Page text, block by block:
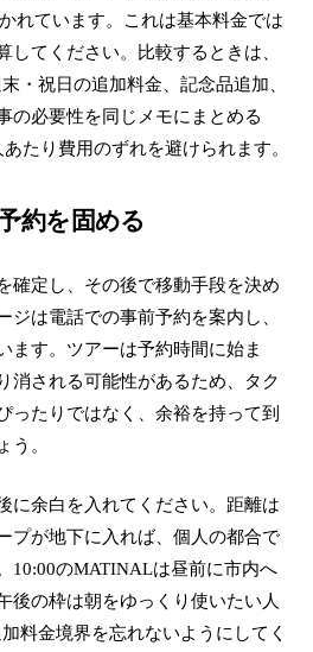
れています。これは基本料金では
してください。比較するときは、
・祝日の追加料金、記念品追加、
の必要性を同じメモにまとめる
たり費用のずれを避けられます。
約を固める
確定し、その後で移動手段を決め
ジは電話での事前予約を案内し、
ます。ツアーは予約時間に始ま
消される可能性があるため、タク
ったりではなく、余裕を持って到
う。
に余白を入れてください。距離は
プが地下に入れば、個人の都合で
10:00のMATINALは昼前に市内へ
後の枠は朝をゆっくり使いたい人
料金境界を忘れないようにしてく